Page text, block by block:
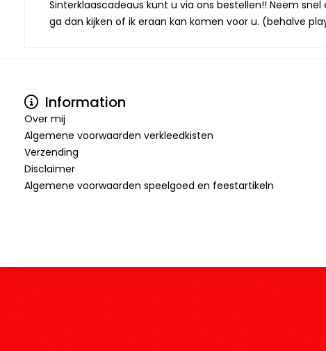
Sinterklaascadeaus kunt u via ons bestellen!! Neem
ga dan kijken of ik eraan kan komen voor u. (behalve
Information
Over mij
Algemene voorwaarden verkleedkisten
Verzending
Disclaimer
Algemene voorwaarden speelgoed en feestartikeln